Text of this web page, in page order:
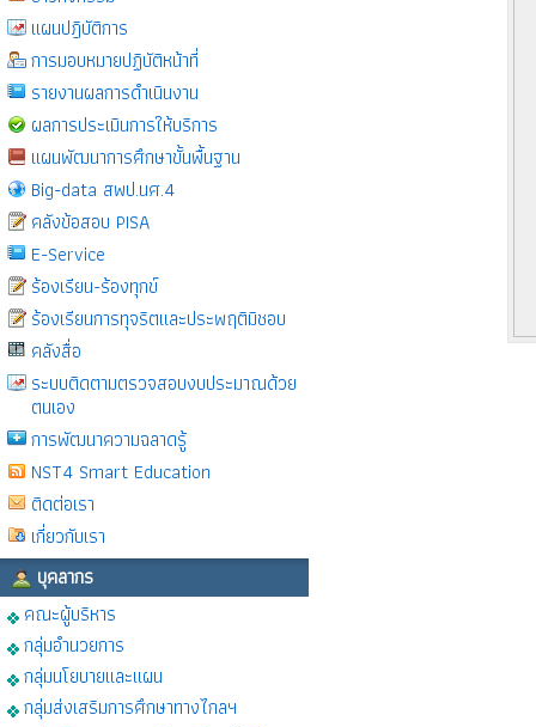
แผนปฎิบัติการ
การมอบหมายปฏิบัติหน้าที่
รายงานผลการดำเนินงาน
ผลการประเมินการให้บริการ
แผนพัฒนาการศึกษาขั้นพื้นฐาน
Big-data สพป.นศ.4
คลังข้อสอบ PISA
E-Service
ร้องเรียน-ร้องทุกข์
ร้องเรียนการทุจริตและประพฤติมิชอบ
คลังสื่อ
ระบบติดตามตรวจสอบงบประมาณด้วย
ตนเอง
การพัฒนาความฉลาดรู้
NST4 Smart Education
ติดต่อเรา
เกี่ยวกับเรา
บุคลากร
คณะผู้บริหาร
กลุ่มอำนวยการ
กลุ่มนโยบายและแผน
กลุ่มส่งเสริมการศึกษาทางไกลฯ